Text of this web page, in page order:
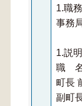
1.職
事務
1.説
職
町長
副町